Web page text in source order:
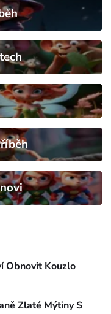
Obnovit Kouzlo
Zlaté Mýtiny S